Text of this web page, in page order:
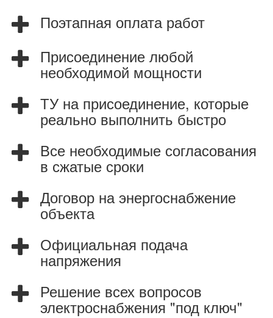
Поэтапная оплата работ
Присоединение любой
необходимой мощности
ТУ на присоединение, которые
реально выполнить быстро
Все необходимые согласования
в сжатые сроки
Договор на энергоснабжение
объекта
Официальная подача
напряжения
Решение всех вопросов
электроснабжения "под ключ"